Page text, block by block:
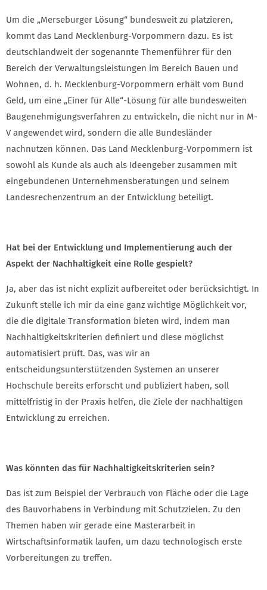
Um die „Merseburger Lösung“ bundesweit zu platzieren,
kommt das Land Mecklenburg-Vorpommern dazu. Es ist
deutschlandweit der sogenannte Themenführer für den
Bereich der Verwaltungsleistungen im Bereich Bauen und
Wohnen, d. h. Mecklenburg-Vorpommern erhält vom Bund
Geld, um eine „Einer für Alle“-Lösung für alle bundesweiten
Baugenehmigungsverfahren zu entwickeln, die nicht nur in M-
V angewendet wird, sondern die alle Bundesländer
nachnutzen können. Das Land Mecklenburg-Vorpommern ist
sowohl als Kunde als auch als Ideengeber zusammen mit
eingebundenen Unternehmensberatungen und seinem
Landesrechenzentrum an der Entwicklung beteiligt.
Hat bei der Entwicklung und Implementierung auch der
Aspekt der Nachhaltigkeit eine Rolle gespielt?
Ja, aber das ist nicht explizit aufbereitet oder berücksichtigt. In
Zukunft stelle ich mir da eine ganz wichtige Möglichkeit vor,
die die digitale Transformation bieten wird, indem man
Nachhaltigkeitskriterien definiert und diese möglichst
automatisiert prüft. Das, was wir an
entscheidungsunterstützenden Systemen an unserer
Hochschule bereits erforscht und publiziert haben, soll
mittelfristig in der Praxis helfen, die Ziele der nachhaltigen
Entwicklung zu erreichen.
Was könnten das für Nachhaltigkeitskriterien sein?
Das ist zum Beispiel der Verbrauch von Fläche oder die Lage
des Bauvorhabens in Verbindung mit Schutzzielen. Zu den
Themen haben wir gerade eine Masterarbeit in
Wirtschaftsinformatik laufen, um dazu technologisch erste
Vorbereitungen zu treffen.